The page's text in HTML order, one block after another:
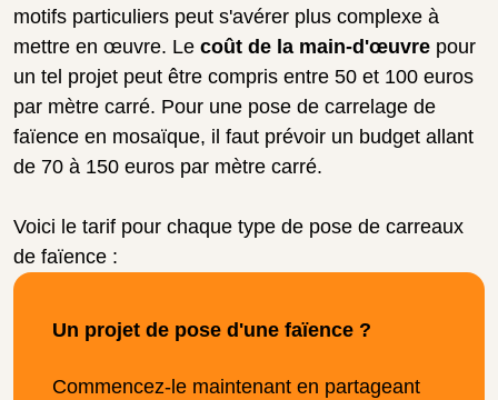
motifs particuliers peut s'avérer plus complexe à
mettre en œuvre. Le coût de la main-d'œuvre pour
un tel projet peut être compris entre 50 et 100 euros
par mètre carré. Pour une pose de carrelage de
faïence en mosaïque, il faut prévoir un budget allant
de 70 à 150 euros par mètre carré.
Voici le tarif pour chaque type de pose de carreaux
de faïence :
Un projet de pose d'une faïence ?
Commencez-le maintenant en partageant